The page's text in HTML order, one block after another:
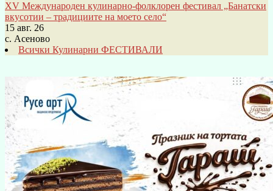
XV Международен кулинарно-фолклорен фестивал „Банатски
вкусотии – традициите на моето село“
15 авг. 26
с. Асеново
Всички Кулинарни ФЕСТИВАЛИ